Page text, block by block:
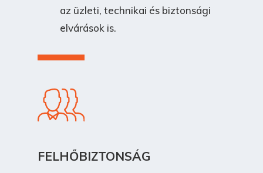
az üzleti, technikai és biztonsági
elvárások is.
FELHŐBIZTONSÁG